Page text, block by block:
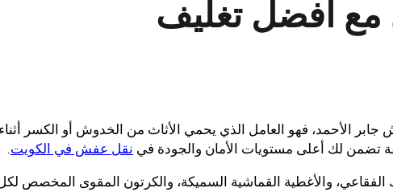
مع افضل تغليف
الأحمد، فهو العامل الذي يحمي الأثاث من الخدوش أو الكسر
تضمن لك أعلى مستويات الأمان والجودة في نقل عفش في الكويت.
الفقاعي، والأغطية القماشية السميكة، والكرتون المقوى المخصص